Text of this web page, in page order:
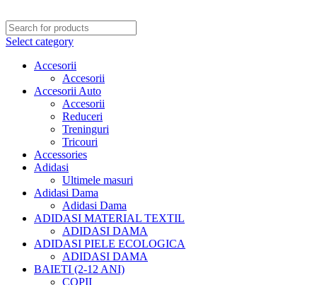
Select category
Accesorii
Accesorii
Accesorii Auto
Accesorii
Reduceri
Treninguri
Tricouri
Accessories
Adidasi
Ultimele masuri
Adidasi Dama
Adidasi Dama
ADIDASI MATERIAL TEXTIL
ADIDASI DAMA
ADIDASI PIELE ECOLOGICA
ADIDASI DAMA
BAIETI (2-12 ANI)
COPII